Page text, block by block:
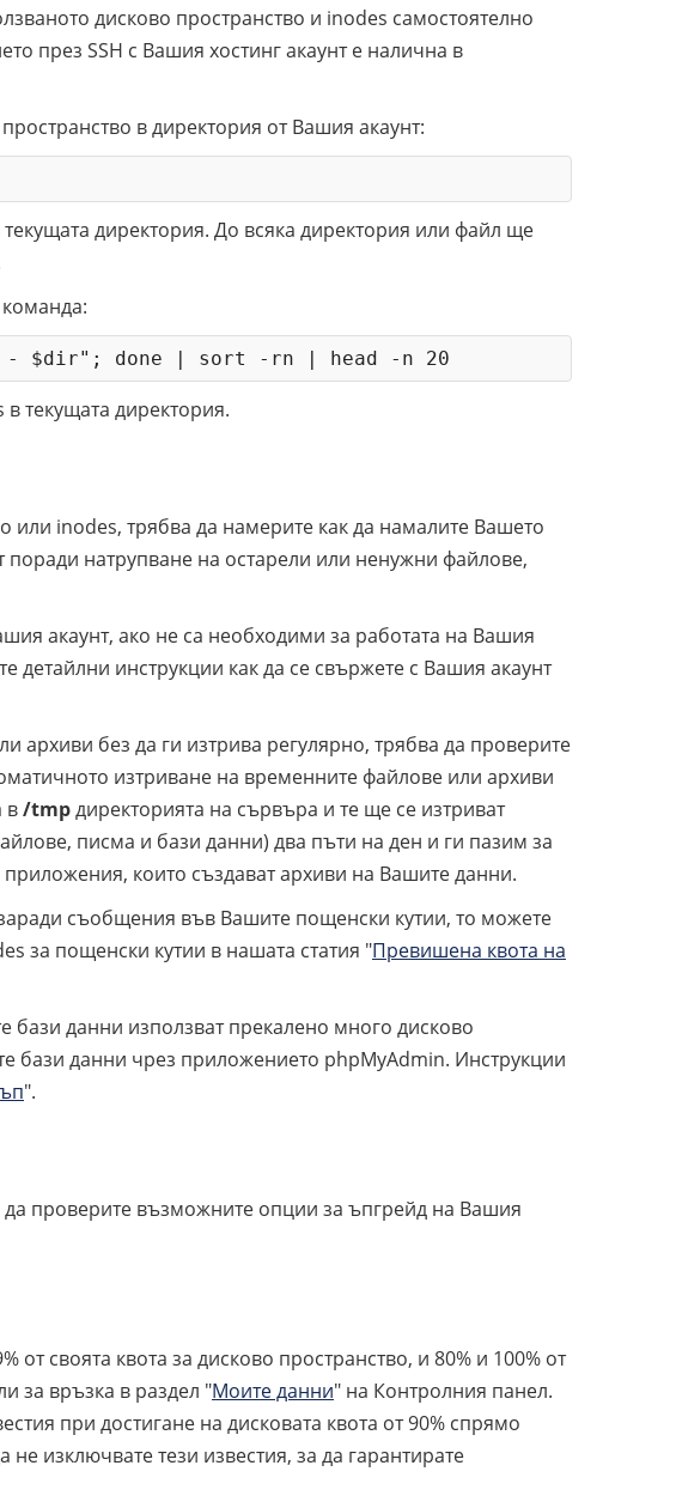
дисково пространство и inodes самостоятелно
през SSH с Вашия хостинг акаунт е налична в
в директория от Вашия акаунт:
директория. До всяка директория или файл ще
$dir"; done | sort -rn | head -n 20
текущата директория.
или inodes, трябва да намерите как да намалите Вашето
поради натрупване на остарели или ненужни файлове,
акаунт, ако не са необходими за работата на Вашия
инструкции как да се свържете с Вашия акаунт
без да ги изтрива регулярно, трябва да проверите
изтриване на временните файлове или архиви
в/tmpдиректорията на сървъра и те ще се изтриват
писма и бази данни) два пъти на ден и ги пазим за
които създават архиви на Вашите данни.
съобщения във Вашите пощенски кутии, то можете
за пощенски кутии в нашата статия "Превишена квота на
бази данни използват прекалено много дисково
бази данни чрез приложението phpMyAdmin. Инструкции
".
проверите възможните опции за ъпгрейд на Вашия
своята квота за дисково пространство, и 80% и 100% от
за връзка в раздел "Моите данни" на Контролния панел.
при достигане на дисковата квота от 90% спрямо
изключвате тези известия, за да гарантирате